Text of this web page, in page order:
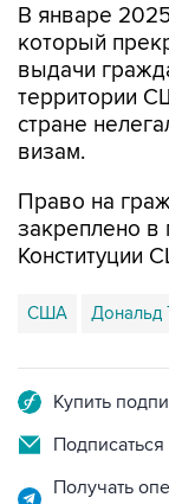
В январе
который
выдачи
территории
стране
визам.
Право на
закреплено в
Конституции
США Дональд
Купить
Получать